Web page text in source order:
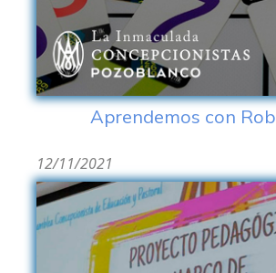
Aprendemos con
12/11/2021